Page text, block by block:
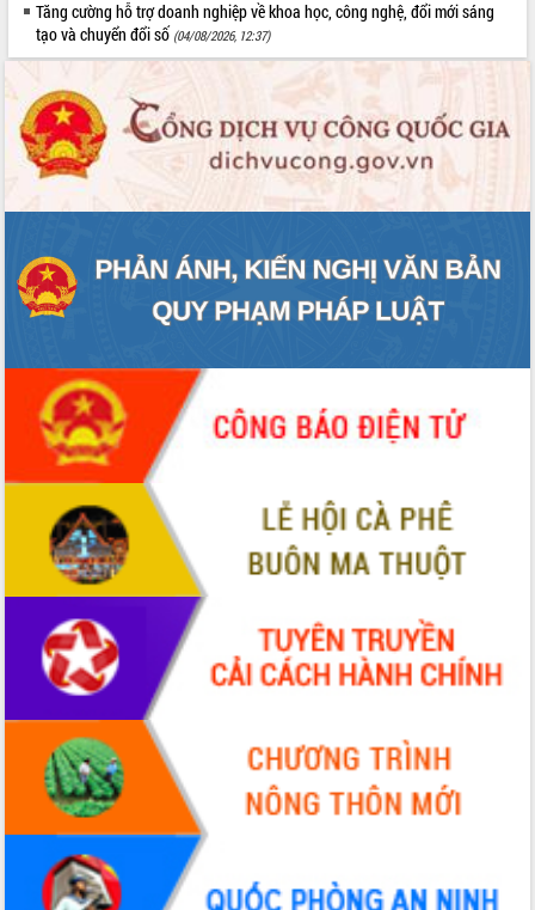
Tăng cường hỗ trợ doanh nghiệp về khoa học, công nghệ, đổi mới sáng
tạo và chuyển đổi số (04/08/2026, 12:37)